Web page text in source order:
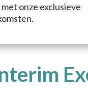
onze exclusieve